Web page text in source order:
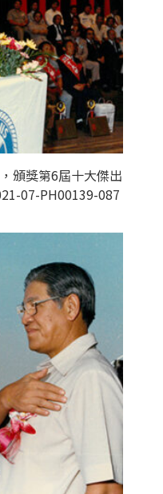
頒獎第6屆十大傑出
07-PH00139-087